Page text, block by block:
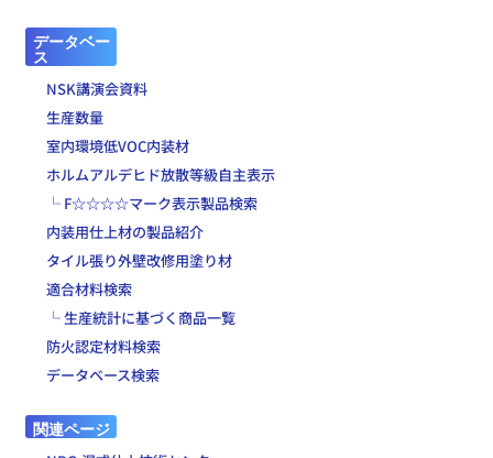
データベー
ス
NSK講演会資料
生産数量
室内環境低VOC内装材
ホルムアルデヒド放散等級自主表示
└ F☆☆☆☆マーク表示製品検索
内装用仕上材の製品紹介
タイル張り外壁改修用塗り材
適合材料検索
└ 生産統計に基づく商品一覧
防火認定材料検索
データベース検索
関連ページ